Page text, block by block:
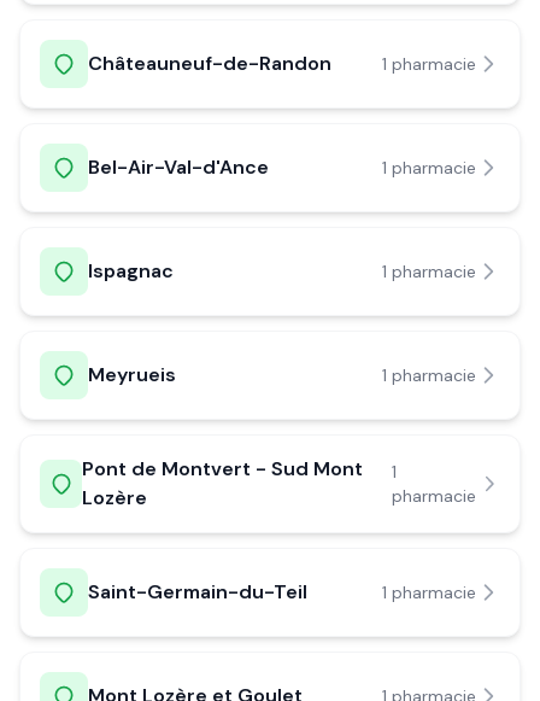
Châteauneuf-de-Randon 1 pharmacie
Bel-Air-Val-d'Ance 1 pharmacie
Ispagnac 1 pharmacie
Meyrueis 1 pharmacie
Pont de Montvert - Sud Mont
Lozère
1
pharmacie
Saint-Germain-du-Teil 1 pharmacie
Mont Lozère et Goulet 1 pharmacie